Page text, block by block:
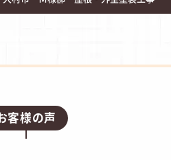
客様の声